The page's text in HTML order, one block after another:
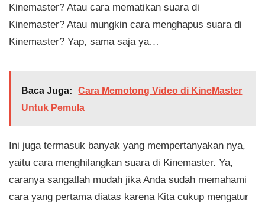
Kinemaster? Atau cara mematikan suara di
Kinemaster? Atau mungkin cara menghapus suara di
Kinemaster? Yap, sama saja ya…
Baca Juga:
Cara Memotong Video di KineMaster
Untuk Pemula
Ini juga termasuk banyak yang mempertanyakan nya,
yaitu cara menghilangkan suara di Kinemaster. Ya,
caranya sangatlah mudah jika Anda sudah memahami
cara yang pertama diatas karena Kita cukup mengatur